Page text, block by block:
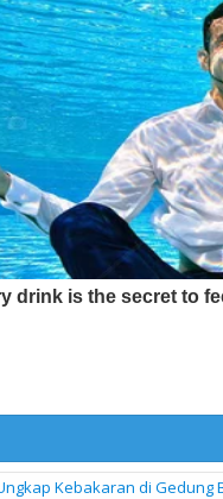
Kebakaran di Gedung